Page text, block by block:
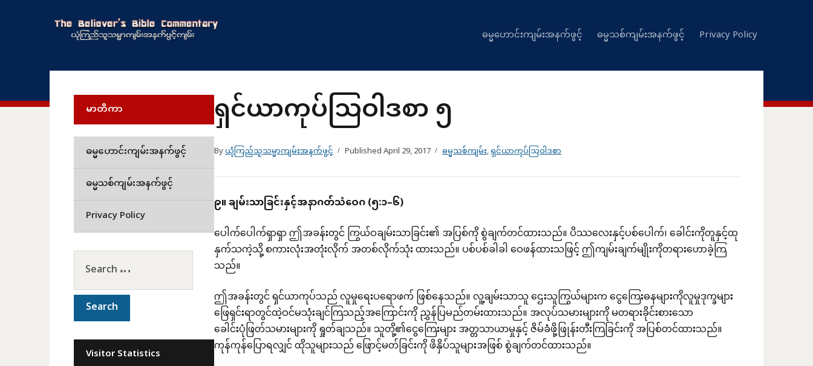
ဓမ္မဟောင်းကျမ်းအနက်ဖွင့် ဓမ္မသစ်ကျမ်းအနက်ဖွင့် Privacy Policy
ရှင်ယာကုပ်သြဝါဒစာ ၅
Byယုံကြည်သူသမ္မာကျမ်းအနက်ဖွင့် PublishedApril 29, 2017 ဓမ္မသစ်ကျမ်း,ရှင်ယာကုပ်သြဝါဒစာ
၉။ချမ်းသာခြင်းနှင့်အနာဂတ်သံဝေဂ(၅:၁–၆)
ပေါက်ပေါက်ရှာရှာ ဤအခန်းတွင် ကြွယ်ဝချမ်းသာခြင်း၏ အပြစ်ကို စွဲချက်တင်ထားသည်။ ပိဿလေးနှင့်ပစ်ပေါက်၊ ခေါင်းကိုတူနှင့်ထု
နှက်သကဲ့သို့ စကားလုံးအတုံးလိုက် အတစ်လိုက်သုံး ထားသည်။ ပစ်ပစ်ခါခါ ဝေဖန်ထားသဖြင့် ဤကျမ်းချက်မျိုးကိုတရားဟောခဲ့ကြ
သည်။
ဤအခန်းတွင် ရှင်ယာကုပ်သည် လူမှုရေးပရောဖက် ဖြစ်နေသည်။ လူ့ချမ်းသာသူ ဌေးသူကြွယ်များက ငွေကြေးဓနများကိုလူမှုဒုက္ခများ
ဖြေရှင်းရာတွင်ထဲ့ဝင်မသုံးချင်ကြသည့်အကြောင်းကို ညွှန်ပြမည်တမ်းထားသည်။ အလုပ်သမားများကို မတရားခိုင်းစားသော
ခေါင်းပုံဖြတ်သမားများကို ရှုတ်ချသည်။ သူတို့၏ငွေကြေးများ အတ္တသာယာမှုနှင့် ဇိမ်ခံဖို့ဖြုန်းတီးကြခြင်းကို အပြစ်တင်ထားသည်။
ကုန်ကုန်ပြောရလျှင် ထိုသူများသည် ဖြောင့်မတ်ခြင်းကို ဖိနှိပ်သူများအဖြစ် စွဲချက်တင်ထားသည်။
မာတိကာ
ဓမ္မဟောင်းကျမ်းအနက်ဖွင့်
ဓမ္မသစ်ကျမ်းအနက်ဖွင့်
Privacy Policy
Visitor Statistics